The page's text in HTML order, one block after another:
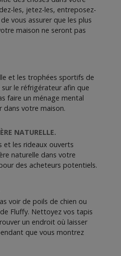
les, jetez-les, entreposez-
vous assurer que les plus
maison ne seront pas
et les trophées sportifs de
le réfrigérateur afin que
faire un ménage mental
dans votre maison.
NATURELLE.
et les rideaux ouverts
naturelle dans votre
des acheteurs potentiels.
voir de poils de chien ou
Fluffy. Nettoyez vos tapis
un endroit où laisser
que vous montrez